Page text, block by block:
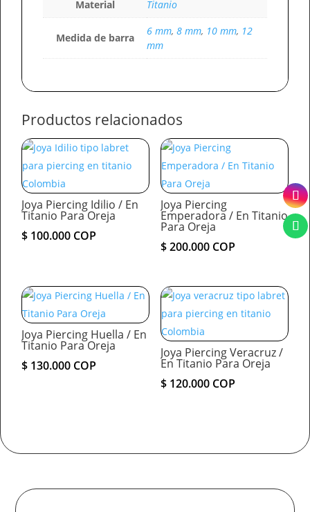
Material Titanio
Medida de barra
6 mm, 8 mm, 10 mm, 12
mm
Productos relacionados
Joya Piercing Idilio / En
Titanio Para Oreja
$ 100.000 COP
Joya Piercing
Emperadora / En Titanio
Para Oreja
$200.000COP
Joya Piercing Huella / En
Titanio Para Oreja
$ 130.000 COP
Joya Piercing Veracruz /
En Titanio Para Oreja
$120.000COP